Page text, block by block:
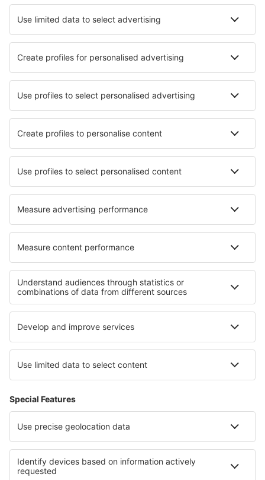
Află mai multe
Companii aeriene
Wizz Air
Ryanair
Lufthansa
Despre eSky
Cariere
Termeni şi condiţii
Rezervările mele
Politica de Confidențialitate
Politică cookie
Asistenţă şi contact
Țări
Siteuri internaționale